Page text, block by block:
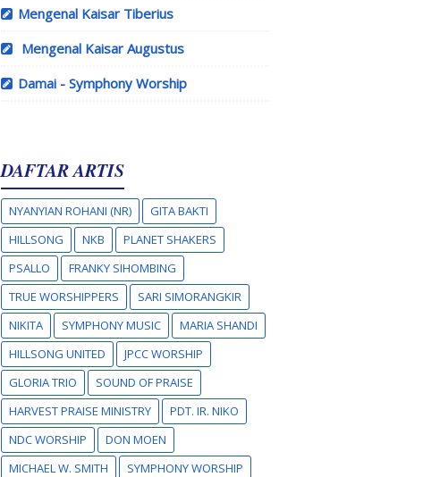
Mengenal Kaisar Tiberius
Mengenal Kaisar Augustus
Damai - Symphony Worship
DAFTAR ARTIS
NYANYIAN ROHANI (NR)
GITA BAKTI
HILLSONG
NKB
PLANET SHAKERS
PSALLO
FRANKY SIHOMBING
TRUE WORSHIPPERS
SARI SIMORANGKIR
NIKITA
SYMPHONY MUSIC
MARIA SHANDI
HILLSONG UNITED
JPCC WORSHIP
GLORIA TRIO
SOUND OF PRAISE
HARVEST PRAISE MINISTRY
PDT. IR. NIKO
NDC WORSHIP
DON MOEN
MICHAEL W. SMITH
SYMPHONY WORSHIP